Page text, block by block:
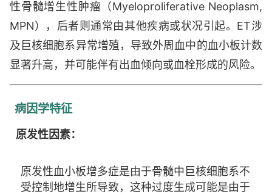
性骨髓增生性肿瘤（Myeloproliferative Neoplasm,
MPN），后者则通常由其他疾病或状况引起。ET涉
及巨核细胞系异常增殖，导致外周血中的血小板计数
显著升高，并可能伴有出血倾向或血栓形成的风险。
病因学特征
原发性因素：
原发性血小板增多症是由于骨髓中巨核细胞系不
受控制地增生所导致，这种过度生成可能是由于